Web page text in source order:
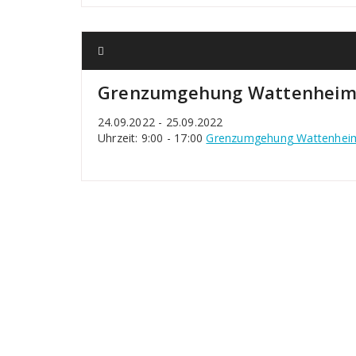
Grenzumgehung
24.09.2022 - 25.09.2022
Uhrzeit: 9:00 - 17:00Grenzumgehung